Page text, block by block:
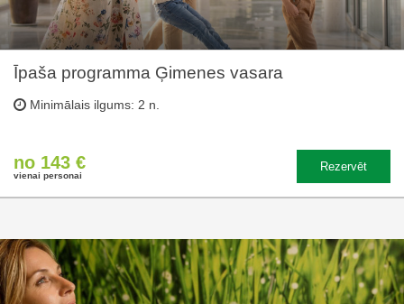
Īpaša programma Ģimenes vasara
Minimālais ilgums: 2 n.
no 143 €
vienai personai
Rezervēt